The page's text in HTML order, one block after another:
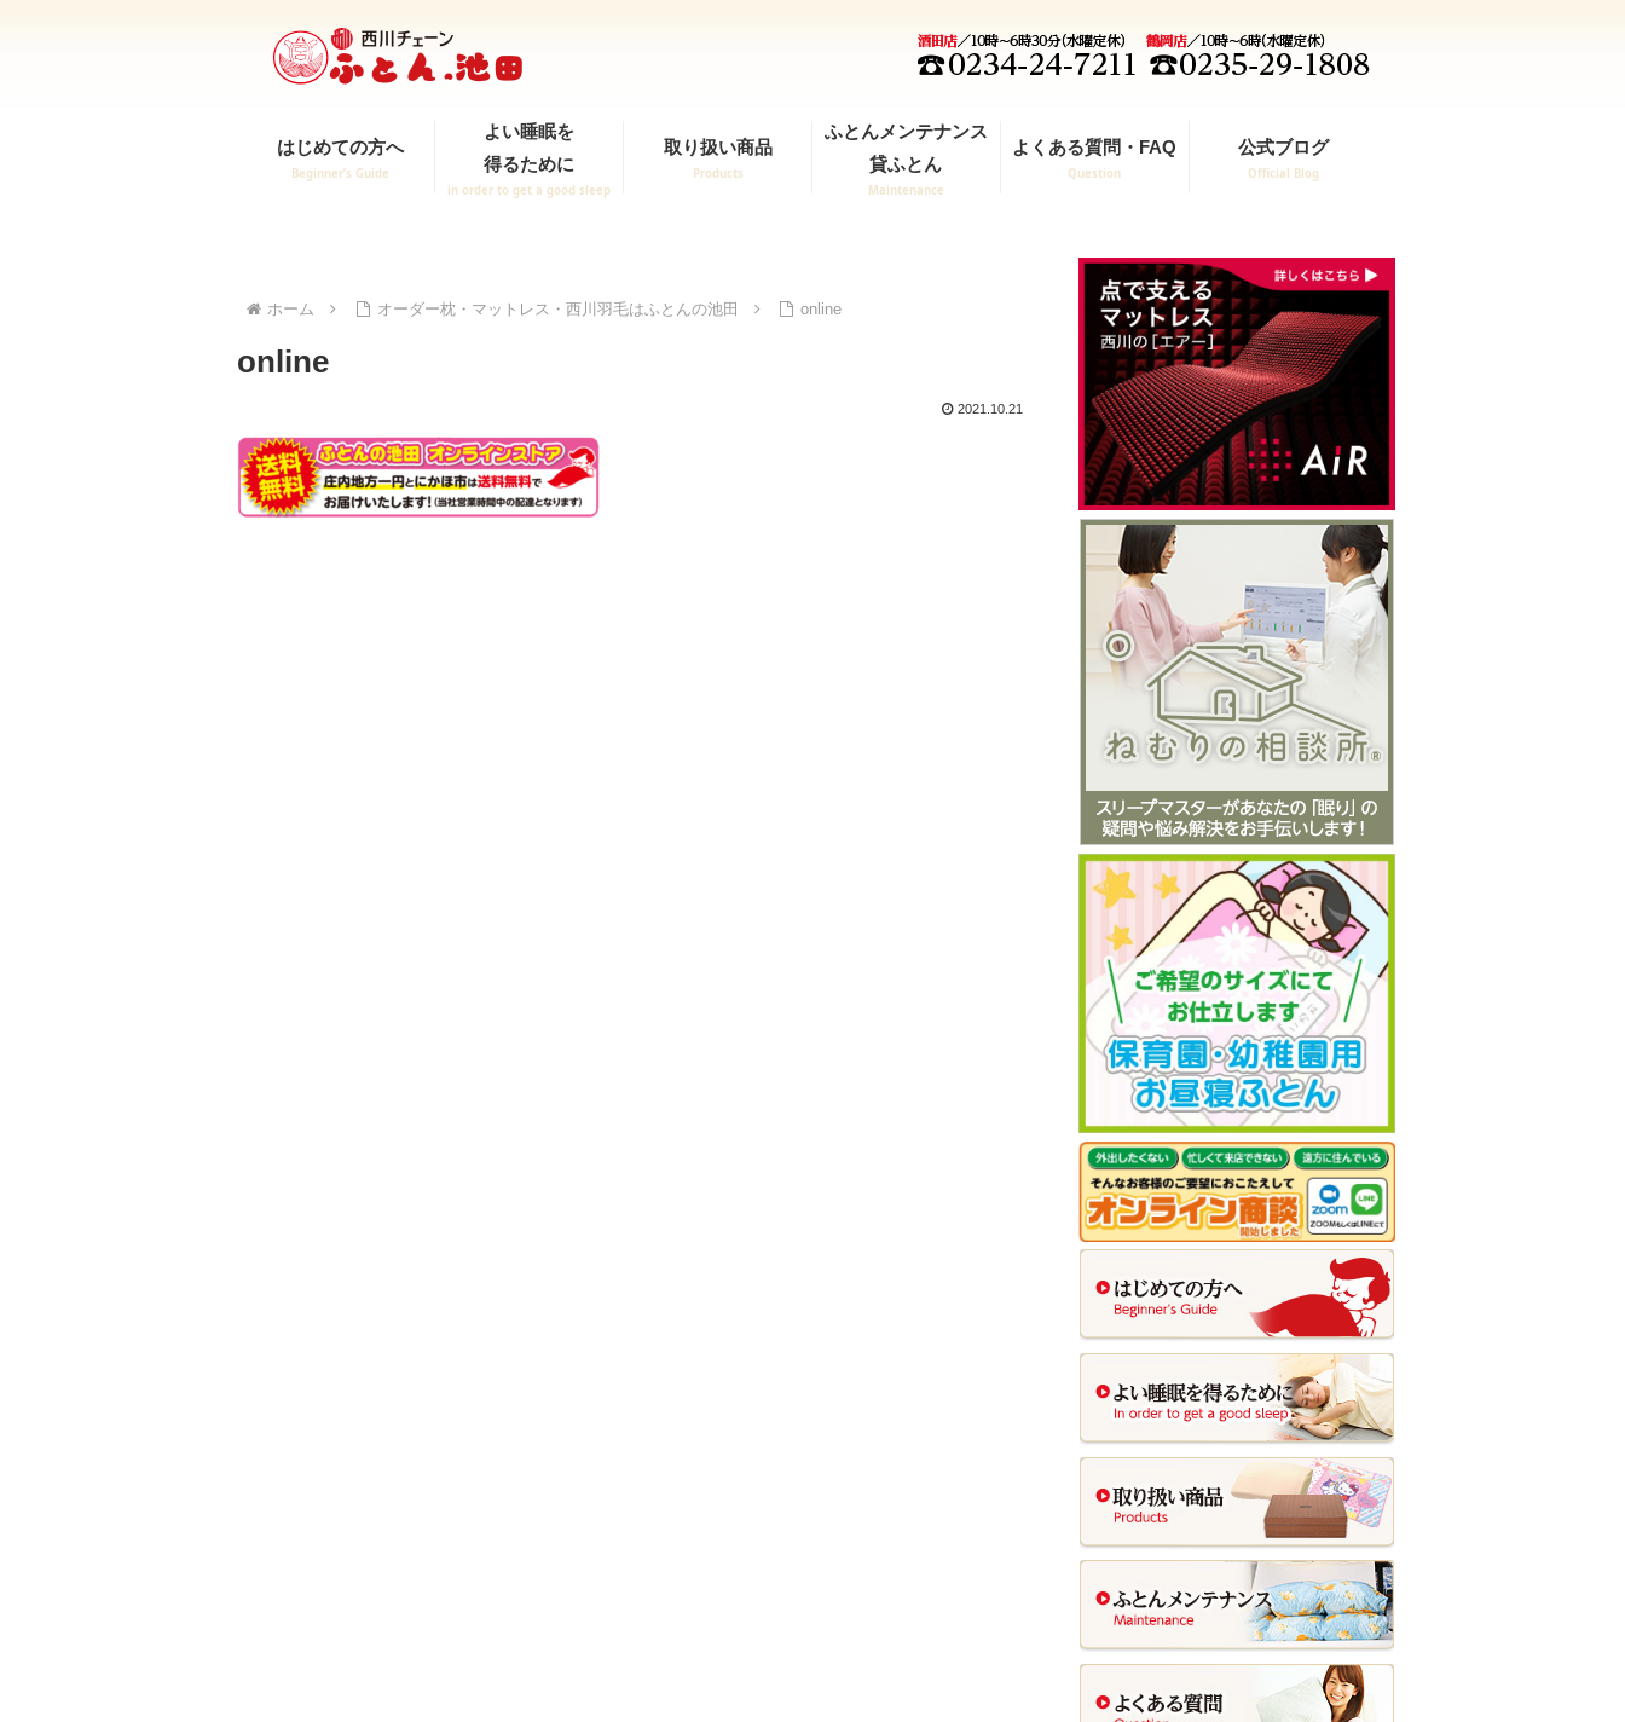
はじめての方へ
Beginner’s Guide
よい睡眠を
得るために
in order to get a good sleep
取り扱い商品
Products
ふとんメンテナンス
貸ふとん
Maintenance
よくある質問・FAQ
Question
公式ブログ
Official Blog
ホーム オーダー枕・マットレス・西川羽毛はふとんの池田 online
online
2021.10.21